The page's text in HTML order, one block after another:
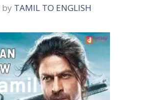
by TAMIL TO ENGLISH